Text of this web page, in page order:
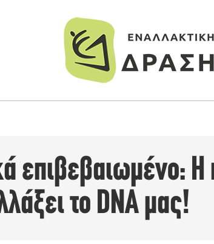
επιβεβαιωμένο:
το DNA μας!